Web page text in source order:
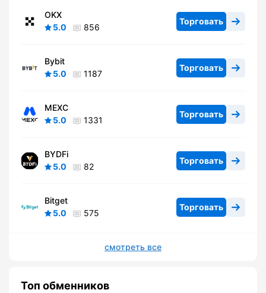
OKX
5.0
856
Торговать
Bybit
5.0
1187
Торговать
MEXC
5.0
1331
Торговать
BYDFi
5.0
82
Торговать
Bitget
5.0
575
Торговать
смотреть все
Топ обменников